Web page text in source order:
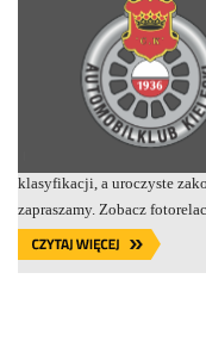
klasyfikacji, a uroczyste
zapraszamy. Zobacz